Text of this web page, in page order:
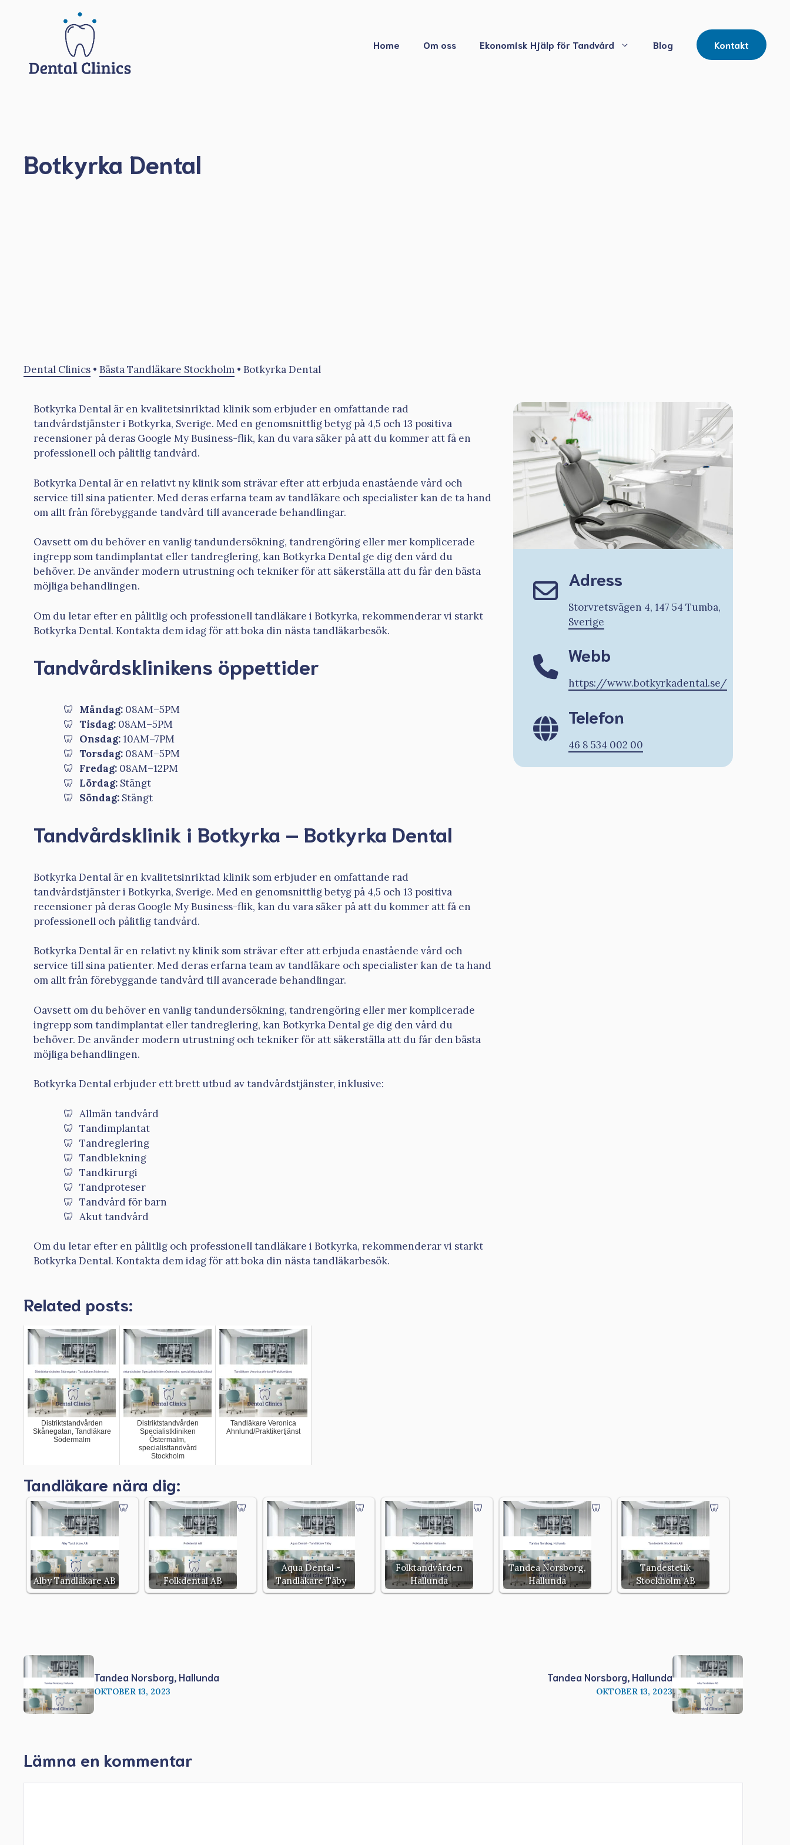
Home Om oss Ekonomisk Hjälp för Tandvård Blog Kontakt
Botkyrka Dental
Dental Clinics • Bästa Tandläkare Stockholm • Botkyrka Dental
Botkyrka Dental är en kvalitetsinriktad klinik som erbjuder en omfattande rad
tandvårdstjänster i Botkyrka, Sverige. Med en genomsnittlig betyg på 4,5 och 13 positiva
recensioner på deras Google My Business-flik, kan du vara säker på att du kommer att få en
professionell och pålitlig tandvård.
Botkyrka Dental är en relativt ny klinik som strävar efter att erbjuda enastående vård och
service till sina patienter. Med deras erfarna team av tandläkare och specialister kan de ta hand
om allt från förebyggande tandvård till avancerade behandlingar.
Oavsett om du behöver en vanlig tandundersökning, tandrengöring eller mer komplicerade
ingrepp som tandimplantat eller tandreglering, kan Botkyrka Dental ge dig den vård du
behöver. De använder modern utrustning och tekniker för att säkerställa att du får den bästa
möjliga behandlingen.
Om du letar efter en pålitlig och professionell tandläkare i Botkyrka, rekommenderar vi starkt
Botkyrka Dental. Kontakta dem idag för att boka din nästa tandläkarbesök.
Tandvårdsklinikens öppettider
Måndag: 08AM–5PM
Tisdag: 08AM–5PM
Onsdag:10AM–7PM
Torsdag: 08AM–5PM
Fredag: 08AM–12PM
Lördag: Stängt
Söndag: Stängt
Tandvårdsklinik i Botkyrka – Botkyrka Dental
Botkyrka Dental är en kvalitetsinriktad klinik som erbjuder en omfattande rad
tandvårdstjänster i Botkyrka, Sverige. Med en genomsnittlig betyg på 4,5 och 13 positiva
recensioner på deras Google My Business-flik, kan du vara säker på att du kommer att få en
professionell och pålitlig tandvård.
Botkyrka Dental är en relativt ny klinik som strävar efter att erbjuda enastående vård och
service till sina patienter. Med deras erfarna team av tandläkare och specialister kan de ta hand
om allt från förebyggande tandvård till avancerade behandlingar.
Oavsett om du behöver en vanlig tandundersökning, tandrengöring eller mer komplicerade
ingrepp som tandimplantat eller tandreglering, kan Botkyrka Dental ge dig den vård du
behöver. De använder modern utrustning och tekniker för att säkerställa att du får den bästa
möjliga behandlingen.
Botkyrka Dental erbjuder ett brett utbud av tandvårdstjänster, inklusive:
Allmän tandvård
Tandimplantat
Tandreglering
Tandblekning
Tandkirurgi
Tandproteser
Tandvård för barn
Akut tandvård
Om du letar efter en pålitlig och professionell tandläkare i Botkyrka, rekommenderar vi starkt
Botkyrka Dental. Kontakta dem idag för att boka din nästa tandläkarbesök.
Adress
Storvretsvägen 4, 147 54 Tumba,
Sverige
Webb
https://www.botkyrkadental.se/
Telefon
46 8 534 002 00
Related posts:
Distriktstandvården
Skånegatan, Tandläkare
Södermalm
Distriktstandvården
Specialistkliniken
Östermalm,
specialisttandvård
Stockholm
Tandläkare Veronica
Ahnlund/Praktikertjänst
Tandläkare nära dig:
Alby Tandläkare AB Folkdental AB
Aqua Dental -
Tandläkare Täby
Folktandvården
Hallunda
Tandea Norsborg,
Hallunda
Tandestetik
Stockholm AB
Tandea Norsborg, Hallunda
OKTOBER 13, 2023
Tandea Norsborg, Hallunda
OKTOBER 13, 2023
Lämna en kommentar